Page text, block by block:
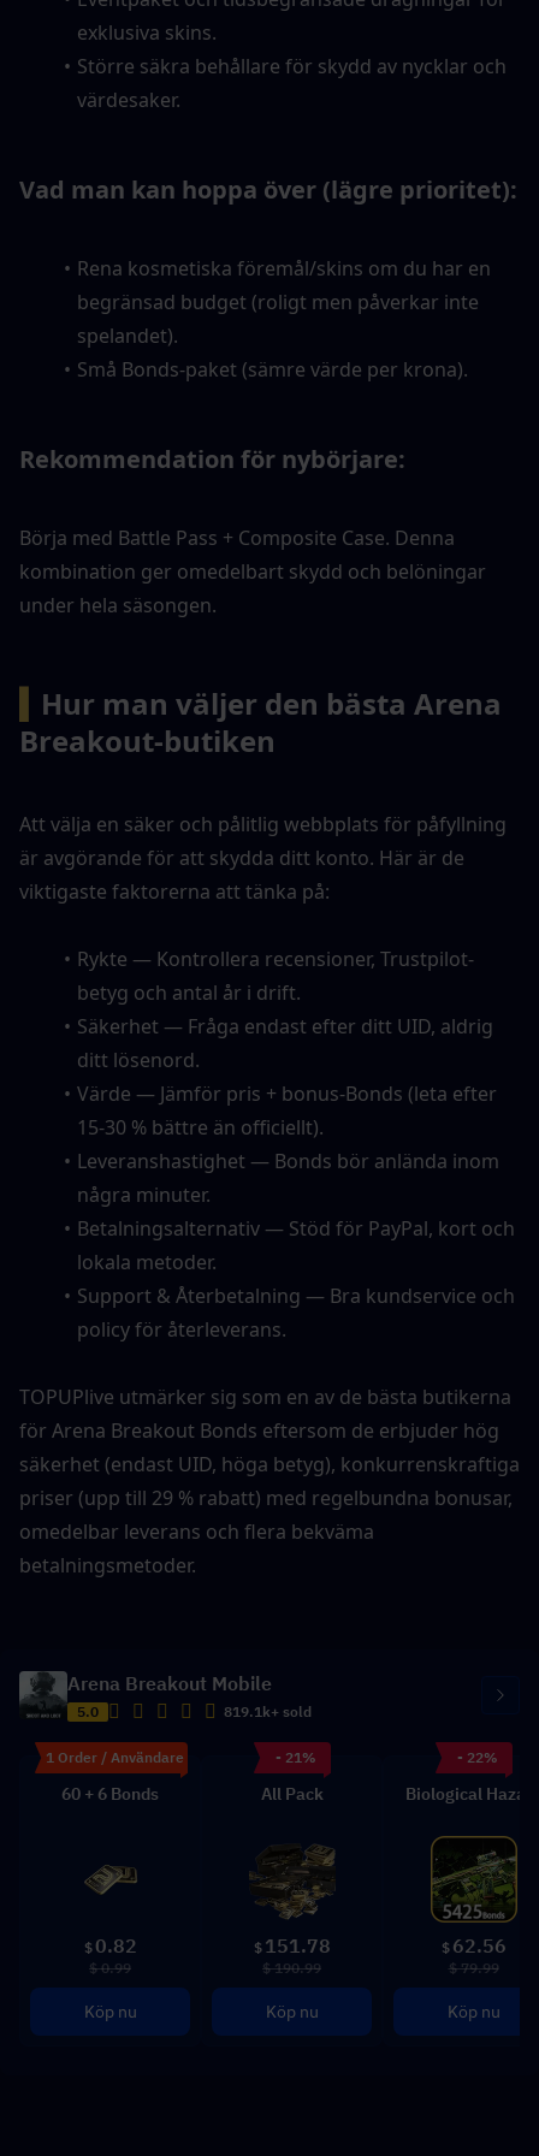
exklusiva skins.
Större säkra behållare för skydd av nycklar och
värdesaker.
Vad man kan hoppa över (lägre prioritet):
Rena kosmetiska föremål/skins om du har en
begränsad budget (roligt men påverkar inte
spelandet).
Små Bonds-paket (sämre värde per krona).
Rekommendation för nybörjare:
Börja med Battle Pass + Composite Case. Denna
kombination ger omedelbart skydd och belöningar
under hela säsongen.
Hur man väljer den bästa Arena
Breakout-butiken
Att välja en säker och pålitlig webbplats för påfyllning
är avgörande för att skydda ditt konto. Här är de
viktigaste faktorerna att tänka på:
Rykte — Kontrollera recensioner, Trustpilot-
betyg och antal år i drift.
Säkerhet — Fråga endast efter ditt UID, aldrig
ditt lösenord.
Värde — Jämför pris + bonus-Bonds (leta efter
15-30 % bättre än officiellt).
Leveranshastighet — Bonds bör anlända inom
några minuter.
Betalningsalternativ — Stöd för PayPal, kort och
lokala metoder.
Support & Återbetalning — Bra kundservice och
policy för återleverans.
TOPUPlive utmärker sig som en av de bästa butikerna
för Arena Breakout Bonds eftersom de erbjuder hög
säkerhet (endast UID, höga betyg), konkurrenskraftiga
priser (upp till 29 % rabatt) med regelbundna bonusar,
omedelbar leverans och flera bekväma
betalningsmetoder.
Arena Breakout Mobile
5.0 819.1k+ sold
1 Order / Användare
60 + 6 Bonds
$ 0.82
$ 0.99
Köp nu
- 21%
All Pack
$ 151.78
$ 190.99
Köp nu
- 22%
Biological
$ 62.56
$ 79.99
Köp nu